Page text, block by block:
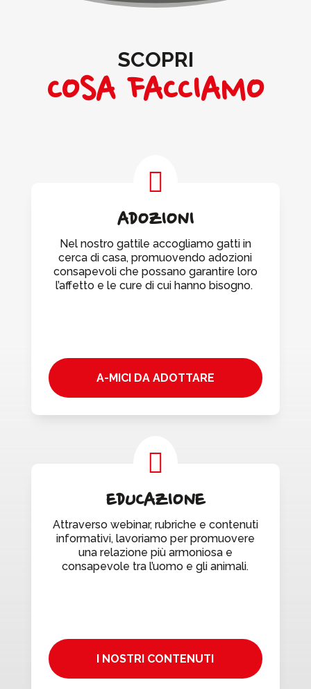
SCOPRI
COSA FACCIAMO

ADOZIONI
Nel nostro gattile accogliamo gatti in
cerca di casa, promuovendo adozioni
consapevoli che possano garantire loro
l’affetto e le cure di cui hanno bisogno.
A-MICI DA ADOTTARE

EDUCAZIONE
Attraverso webinar, rubriche e contenuti
informativi, lavoriamo per promuovere
una relazione più armoniosa e
consapevole tra l’uomo e gli animali.
I NOSTRI CONTENUTI